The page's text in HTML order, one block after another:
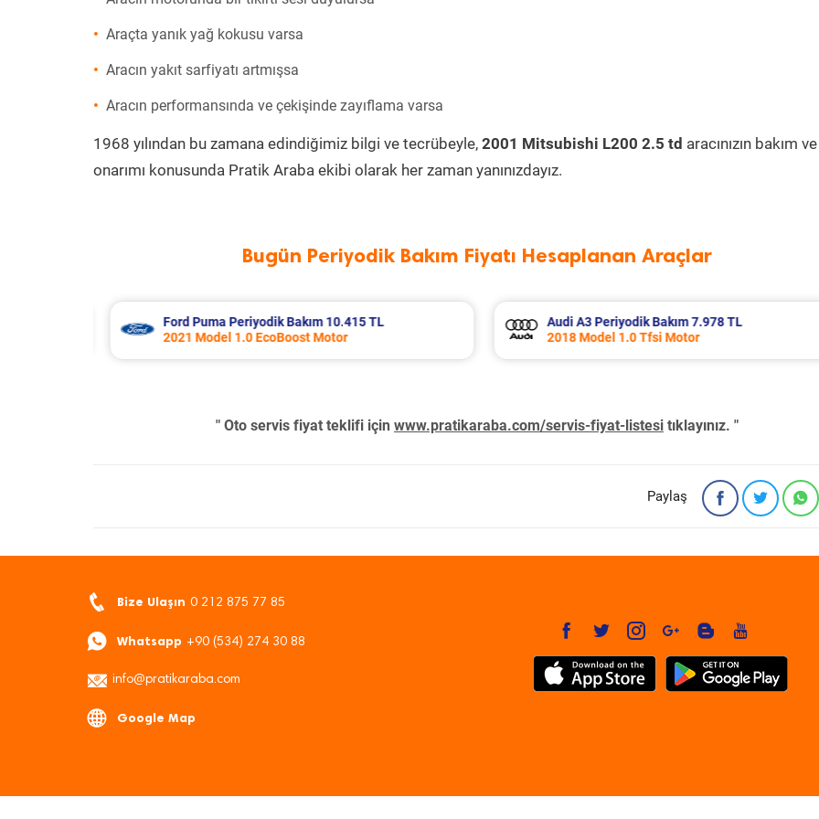
Araçta yanık yağ kokusu varsa
Aracın yakıt sarfiyatı artmışsa
Aracın performansında ve çekişinde zayıflama varsa
1968 yılından bu zamana edindiğimiz bilgi ve tecrübeyle, 2001 Mitsubishi L200 2.5 td aracınızın bakım ve
onarımı konusunda Pratik Araba ekibi olarak her zaman yanınızdayız.
Bugün Periyodik Bakım Fiyatı Hesaplanan Araçlar
Audi A3 Periyodik Bakım 7.978 TL
2018 Model 1.0 Tfsi Motor
Opel Astra Periyodik Bakım 7.695 TL
2021 Model 1.5 D (L) Motor
" Oto servis fiyat teklifi için www.pratikaraba.com/servis-fiyat-listesi tıklayınız. "
Paylaş
Bize Ulaşın 0 212 875 77 85
Whatsapp +90 (534) 274 30 88
info@pratikaraba.com
Google Map